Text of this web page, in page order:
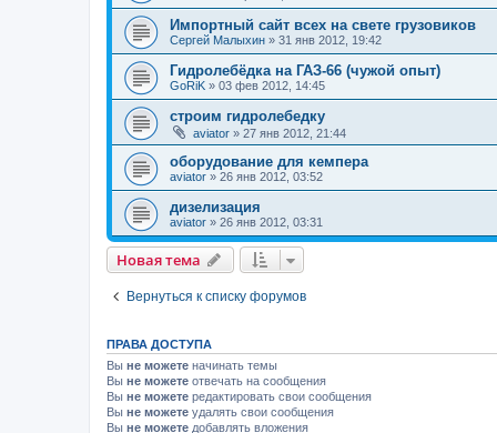
Импортный сайт всех на свете грузовиков
Сергей Малыхин » 31 янв 2012, 19:42
Гидролебёдка на ГАЗ-66 (чужой опыт)
GoRiK » 03 фев 2012, 14:45
строим гидролебедку
aviator » 27 янв 2012, 21:44
оборудование для кемпера
aviator » 26 янв 2012, 03:52
дизелизация
aviator » 26 янв 2012, 03:31
Новая тема
Вернуться к списку форумов
ПРАВА ДОСТУПА
Вы не можете начинать темы
Вы не можете отвечать на сообщения
Вы не можете редактировать свои сообщения
Вы не можете удалять свои сообщения
Вы не можете добавлять вложения